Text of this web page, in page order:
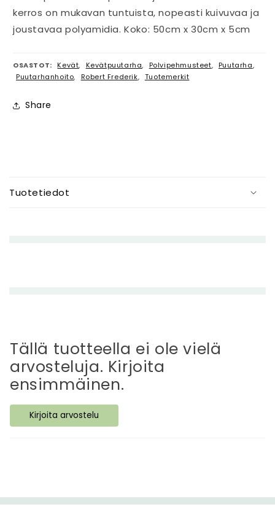
kerros on mukavan tuntuista, nopeasti kuivuvaa ja
joustavaa polyamidia. Koko: 50cm x 30cm x 5cm
OSASTOT: Kevät, Kevätpuutarha, Polvipehmusteet, Puutarha,
Puutarhanhoito, Robert Frederik, Tuotemerkit
Share
e
ä
s
i
s
ä
l
Tuotetiedot
Tällä tuotteella ei ole vielä
arvosteluja. Kirjoita
ensimmäinen.
Kirjoita arvostelu